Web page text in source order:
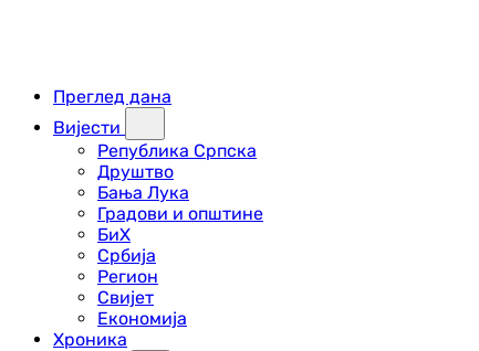
Преглед дана
Вијести
Република Српска
Друштво
Бања Лука
Градови и општине
БиХ
Србија
Регион
Свијет
Економија
Хроника